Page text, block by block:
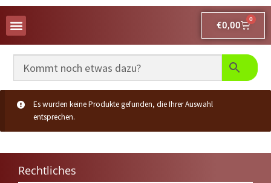
€0,00
0
Es wurden keine Produkte gefunden, die Ihrer Auswahl
entsprechen.
Rechtliches